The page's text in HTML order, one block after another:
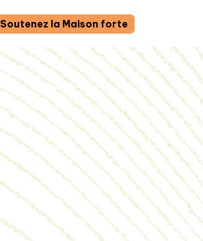
Soutenez la Maison forte